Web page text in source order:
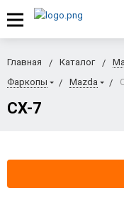
Главная Каталог
Фаркопы
Mazda
CX-7